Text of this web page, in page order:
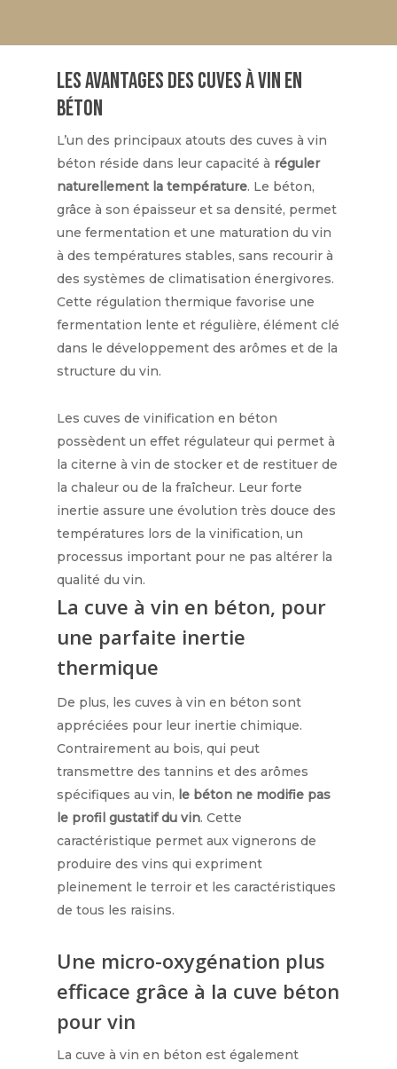
Les avantages des cuves à vin en
béton
L’un des principaux atouts des cuves à vin
béton réside dans leur capacité à réguler
naturellement la température. Le béton,
grâce à son épaisseur et sa densité, permet
une fermentation et une maturation du vin
à des températures stables, sans recourir à
des systèmes de climatisation énergivores.
Cette régulation thermique favorise une
fermentation lente et régulière, élément clé
dans le développement des arômes et de la
structure du vin.
Les cuves de vinification en béton
possèdent un effet régulateur qui permet à
la citerne à vin de stocker et de restituer de
la chaleur ou de la fraîcheur. Leur forte
inertie assure une évolution très douce des
températures lors de la vinification, un
processus important pour ne pas altérer la
qualité du vin.
La cuve à vin en béton, pour
une parfaite inertie
thermique
De plus, les cuves à vin en béton sont
appréciées pour leur inertie chimique.
Contrairement au bois, qui peut
transmettre des tannins et des arômes
spécifiques au vin, le béton ne modifie pas
le profil gustatif du vin. Cette
caractéristique permet aux vignerons de
produire des vins qui expriment
pleinement le terroir et les caractéristiques
de tous les raisins.
Une micro-oxygénation plus
efficace grâce à la cuve béton
pour vin
La cuve à vin en béton est également